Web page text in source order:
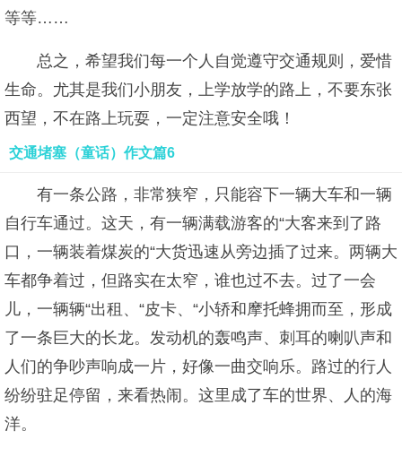
等等……
总之，希望我们每一个人自觉遵守交通规则，爱惜
生命。尤其是我们小朋友，上学放学的路上，不要东张
西望，不在路上玩耍，一定注意安全哦！
交通堵塞（童话）作文篇6
有一条公路，非常狭窄，只能容下一辆大车和一辆
自行车通过。这天，有一辆满载游客的“大客来到了路
口，一辆装着煤炭的“大货迅速从旁边插了过来。两辆大
车都争着过，但路实在太窄，谁也过不去。过了一会
儿，一辆辆“出租、“皮卡、“小轿和摩托蜂拥而至，形成
了一条巨大的长龙。发动机的轰鸣声、刺耳的喇叭声和
人们的争吵声响成一片，好像一曲交响乐。路过的行人
纷纷驻足停留，来看热闹。这里成了车的世界、人的海
洋。